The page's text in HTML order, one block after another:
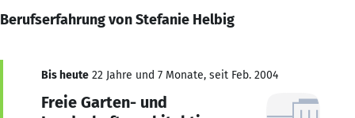
Berufserfahrung von Stefanie Helbig
Bis heute 22 Jahre und 7 Monate, seit Feb. 2004
Freie Garten- und